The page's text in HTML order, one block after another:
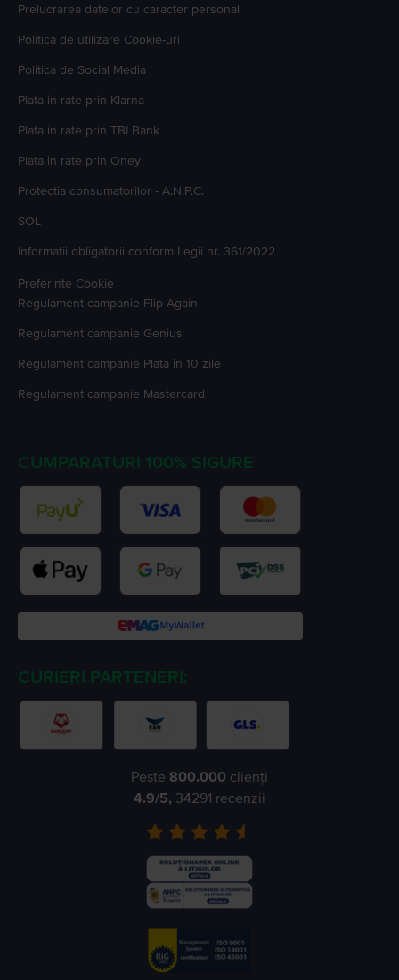
Prelucrarea datelor cu caracter personal
Politica de utilizare Cookie-uri
Politica de Social Media
Plata in rate prin Klarna
Plata in rate prin TBI Bank
Plata in rate prin Oney
Protectia consumatorilor - A.N.P.C.
SOL
Informatii obligatorii conform Legii nr. 361/2022
Preferinte Cookie
Regulament campanie Flip Again
Regulament campanie Genius
Regulament campanie Plata în 10 zile
Regulament campanie Mastercard
CUMPARATURI 100% SIGURE
CURIERI PARTENERI:
Peste 800.000 clienți
4.9/5, 34291 recenzii